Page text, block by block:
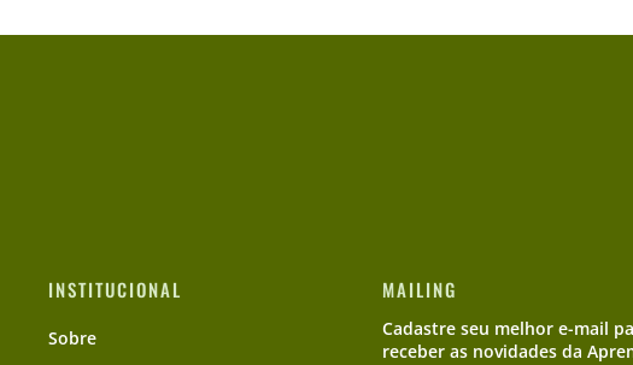
INSTITUCIONAL
Sobre
MAILING
Cadastre seu melhor e-mail
receber as novidades da